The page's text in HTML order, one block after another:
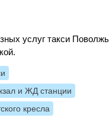
услуг такси
и ЖД станции
кресла